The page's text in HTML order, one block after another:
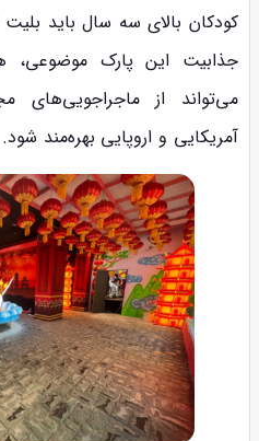
کودکان بالای سه سال باید
جذابیت این پارک موضوعی،
آمریکایی و اروپایی بهره‌مند شود.